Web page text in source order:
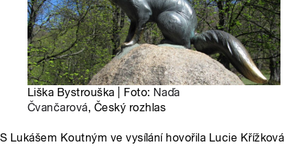
Liška Bystrouška | Foto: Naďa
Čvančarová, Český rozhlas
S Lukášem Koutným ve vysílání hovořila Lucie Křížková